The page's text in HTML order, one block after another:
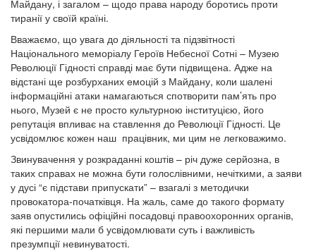
Майдану, і загалом – щодо права народу боротись проти
тиранії у своїй країні.
Вважаємо, що увага до діяльності та підзвітності
Національного меморіалу Героїв Небесної Сотні – Музею
Революції Гідності справді має бути підвищена. Адже на
відстані ще розбурханих емоцій з Майдану, коли шалені
інформаційні атаки намагаються спотворити пам’ять про
нього, Музей є не просто культурною інституцією, його
репутація впливає на ставлення до Революції Гідності. Це
усвідомлює кожен наш працівник, ми цим не легковажимо.
Звинувачення у розкраданні коштів – річ дуже серйозна, в
таких справах не можна бути голослівними, нечіткими, а заяви
у дусі “є підстави припускати” – взагалі з методички
провокатора-початківця. На жаль, саме до такого формату
заяв опустились офіційні посадовці правоохоронних органів,
які першими мали б усвідомлювати суть і важливість
презумпції невинуватості.